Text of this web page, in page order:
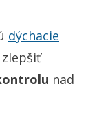
dýchacie
nad